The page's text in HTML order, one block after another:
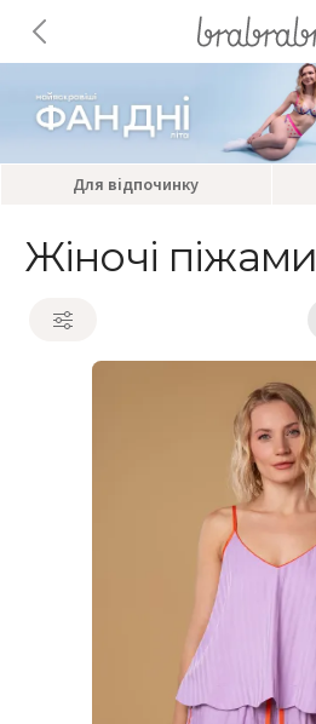
Для відпочинку
Жіночі піжами